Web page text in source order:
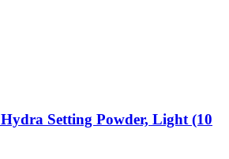
Hydra Setting Powder, Light (10